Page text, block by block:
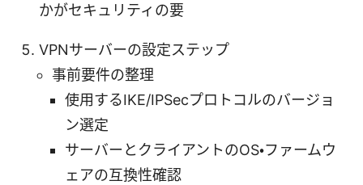
かがセキュリティの要
VPNサーバーの設定ステップ
事前要件の整理
使用するIKE/IPSecプロトコルのバージョ
ン選定
サーバーとクライアントのOS・ファームウ
ェアの互換性確認